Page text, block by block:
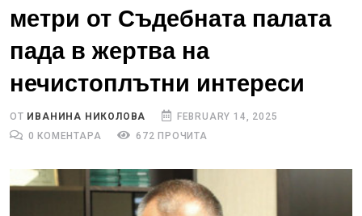
метри от Съдебната палата
пада в жертва на
нечистоплътни интереси
ОТ ИВАНИНА НИКОЛОВА
FEBRUARY 14, 2025
0 КОМЕНТАРА
672 ПРОЧИТА